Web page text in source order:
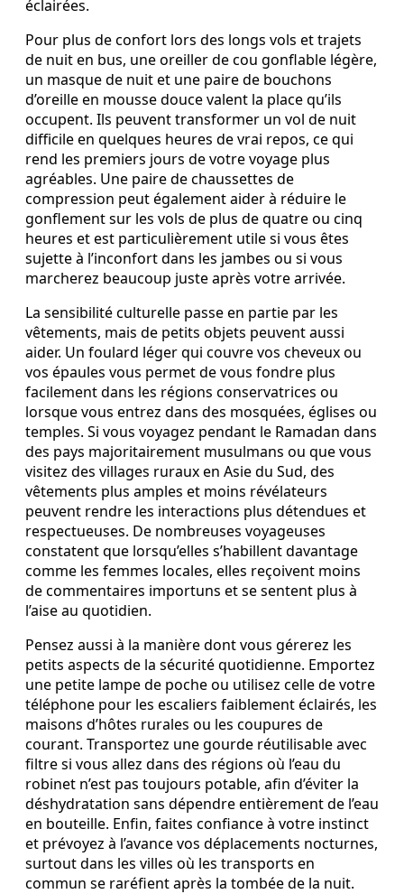
éclairées.
Pour plus de confort lors des longs vols et trajets
de nuit en bus, une oreiller de cou gonflable légère,
un masque de nuit et une paire de bouchons
d’oreille en mousse douce valent la place qu’ils
occupent. Ils peuvent transformer un vol de nuit
difficile en quelques heures de vrai repos, ce qui
rend les premiers jours de votre voyage plus
agréables. Une paire de chaussettes de
compression peut également aider à réduire le
gonflement sur les vols de plus de quatre ou cinq
heures et est particulièrement utile si vous êtes
sujette à l’inconfort dans les jambes ou si vous
marcherez beaucoup juste après votre arrivée.
La sensibilité culturelle passe en partie par les
vêtements, mais de petits objets peuvent aussi
aider. Un foulard léger qui couvre vos cheveux ou
vos épaules vous permet de vous fondre plus
facilement dans les régions conservatrices ou
lorsque vous entrez dans des mosquées, églises ou
temples. Si vous voyagez pendant le Ramadan dans
des pays majoritairement musulmans ou que vous
visitez des villages ruraux en Asie du Sud, des
vêtements plus amples et moins révélateurs
peuvent rendre les interactions plus détendues et
respectueuses. De nombreuses voyageuses
constatent que lorsqu’elles s’habillent davantage
comme les femmes locales, elles reçoivent moins
de commentaires importuns et se sentent plus à
l’aise au quotidien.
Pensez aussi à la manière dont vous gérerez les
petits aspects de la sécurité quotidienne. Emportez
une petite lampe de poche ou utilisez celle de votre
téléphone pour les escaliers faiblement éclairés, les
maisons d’hôtes rurales ou les coupures de
courant. Transportez une gourde réutilisable avec
filtre si vous allez dans des régions où l’eau du
robinet n’est pas toujours potable, afin d’éviter la
déshydratation sans dépendre entièrement de l’eau
en bouteille. Enfin, faites confiance à votre instinct
et prévoyez à l’avance vos déplacements nocturnes,
surtout dans les villes où les transports en
commun se raréfient après la tombée de la nuit.